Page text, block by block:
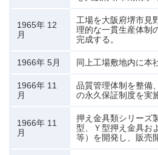
1965年 12
月
工場を大阪府堺市見
理的な一貫生産体制
完成する。
1966年 5月 同上工場敷地内に本
1966年 11
月
品質管理体制を整備
の永久保証制度を実
1966年 11
月
押え金具類シリーズ
型、Ｙ型押え金具お
等）を開発し、販売